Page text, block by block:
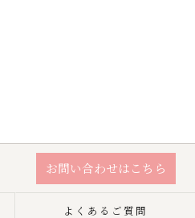
お問い合わせはこちら
よくあるご質問